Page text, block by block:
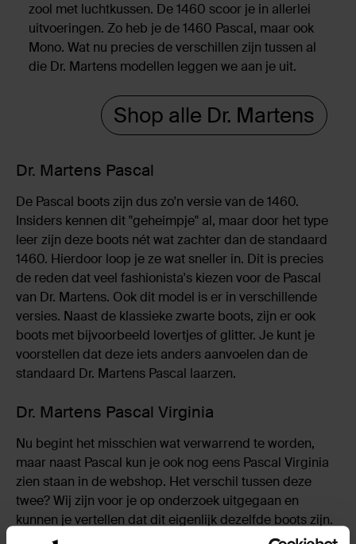
zool met luchtkussen. De 1460 scoor je in allerlei
uitvoeringen. Zo heb je de 1460 Pascal, maar ook
Mono. Wat nu precies de verschillen zijn tussen al
die Dr. Martens modellen leggen we aan je uit.
Shop alle Dr. Martens
Dr. Martens Pascal
De Pascal boots zijn dus zo'n versie van de 1460.
Insiders kennen dit "geheimpje" al, maar door het type
leer zijn deze boots nét wat zachter dan de standaard
1460. Hierdoor loop je ze wat sneller in. Dit is precies
de reden dat veel fashionista's kiezen voor de Pascal
van Dr. Martens. Ook dit model is er in verschillende
versies. Naast de klassieke zwarte boots, zijn er ook
boots met bijvoorbeeld lovertjes of glitter. Je kunt je
voorstellen dat deze iets anders aanvoelen dan de
standaard Dr. Martens Pascal laarzen.
Dr. Martens Pascal Virginia
Nu begint het misschien wat verwarrend te worden,
maar naast Pascal kun je ook nog eens Pascal Virginia
zien staan in de webshop. Het verschil tussen deze
twee? Wij zijn voor je op onderzoek uitgegaan en
kunnen je vertellen dat dit eigenlijk dezelfde boots zijn.
Virginia staat voor het soort leer waarvan de Pascal